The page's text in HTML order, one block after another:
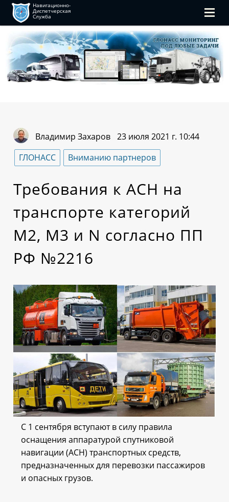
Навигационно-
Диспетчерская
Служба
Владимир Захаров
23 июля 2021 г. 10:44
ГЛОНАСС
Вниманию партнеров
Требования к АСН на
транспорте категорий
М2, М3 и N согласно ПП
РФ №2216
С 1 сентября вступают в силу правила
оснащения аппаратурой спутниковой
навигации (АСН) транспортных средств,
предназначенных для перевозки пассажиров
и опасных грузов.